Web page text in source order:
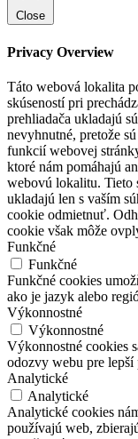
Close
Privacy Overview
Táto webová lokalita
skúseností pri
prehliadača ukladajú
nevyhnutné, pretože
funkcií webovej
ktoré nám pomáhajú
webovú lokalitu. Tieto
ukladajú len s vaším
cookie odmietnuť.
cookie však môže
Funkčné
Funkčné
Funkčné cookies
ako je jazyk alebo
Výkonnostné
Výkonnostné
Výkonnostné cookies
odozvy webu pre
Analytické
Analytické
Analytické cookies
používajú web,